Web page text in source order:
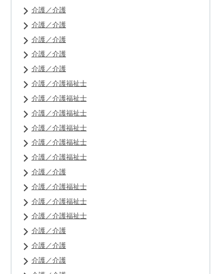
介護／介護
介護／介護
介護／介護
介護／介護
介護／介護
介護／介護福祉士
介護／介護福祉士
介護／介護福祉士
介護／介護福祉士
介護／介護福祉士
介護／介護福祉士
介護／介護
介護／介護福祉士
介護／介護福祉士
介護／介護福祉士
介護／介護
介護／介護
介護／介護